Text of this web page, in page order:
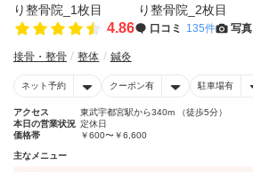
4.86 口コミ 135件 写真
接骨・整骨 整体 鍼灸
ネット予約 クーポン有 駐車場有
アクセス
東武宇都宮駅から340m （徒歩5分）
本日の営業状況 定休日
価格帯
￥600〜￥6,600
主なメニュー